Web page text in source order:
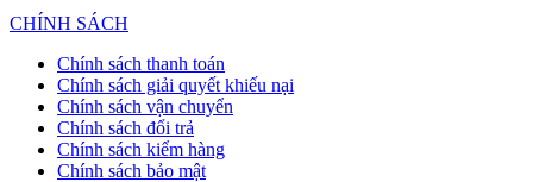
CHÍNH SÁCH
Chính sách thanh toán
Chính sách giải quyết khiếu nại
Chính sách vận chuyển
Chính sách đổi trả
Chính sách kiểm hàng
Chính sách bảo mật